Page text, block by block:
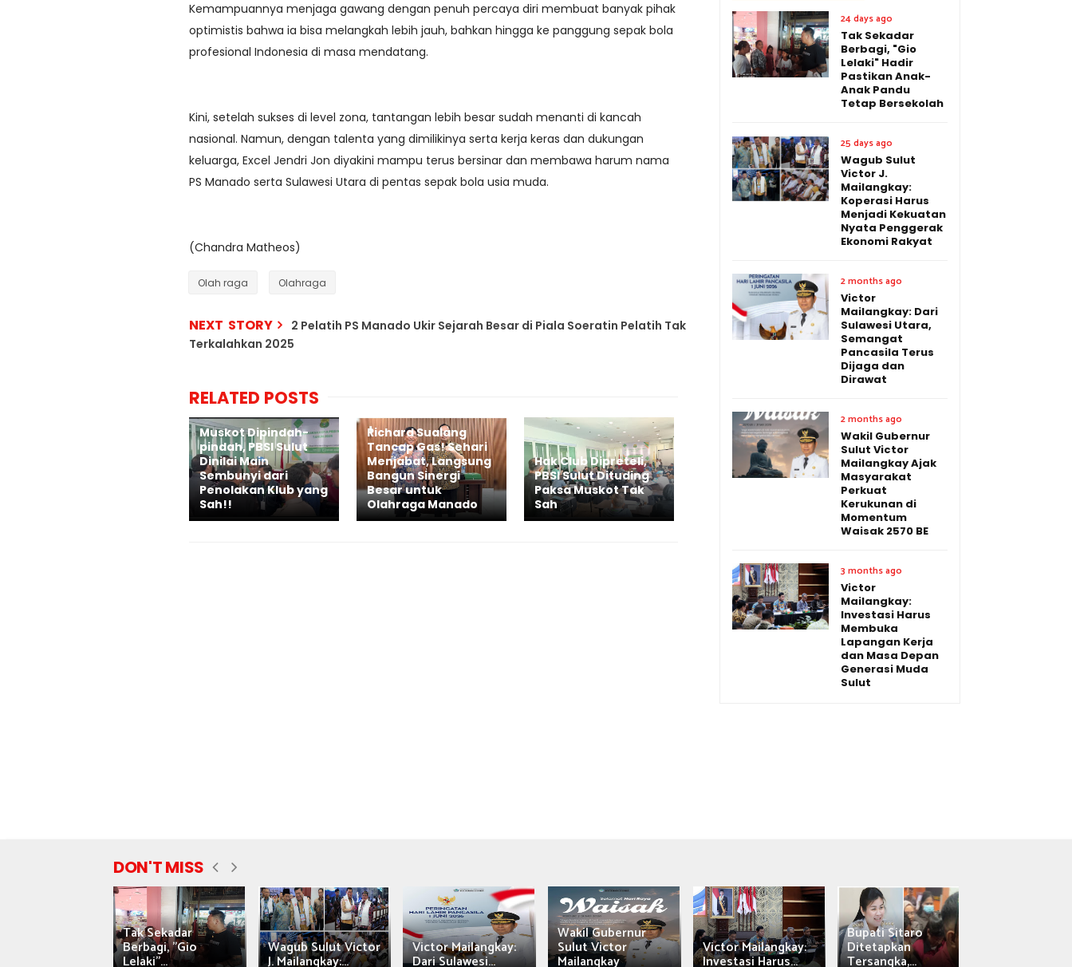
Kemampuannya menjaga gawang dengan penuh percaya diri membuat banyak pihak
optimistis bahwa ia bisa melangkah lebih jauh, bahkan hingga ke panggung sepak bola
profesional Indonesia di masa mendatang.
Kini, setelah sukses di level zona, tantangan lebih besar sudah menanti di kancah
nasional. Namun, dengan talenta yang dimilikinya serta kerja keras dan dukungan
keluarga, Excel Jendri Jon diyakini mampu terus bersinar dan membawa harum nama
PS Manado serta Sulawesi Utara di pentas sepak bola usia muda.
(Chandra Matheos)
Olah raga Olahraga
NEXT STORY
2 Pelatih PS Manado Ukir Sejarah Besar di Piala Soeratin Pelatih Tak
Terkalahkan 2025
RELATED POSTS
Muskot Dipindah-
pindah, PBSI Sulut
Dinilai Main
Sembunyi dari
Penolakan Klub yang
Sah!!
Richard Sualang
Tancap Gas! Sehari
Menjabat, Langsung
Bangun Sinergi
Besar untuk
Olahraga Manado
Hak Club Dipreteli,
PBSI Sulut Dituding
Paksa Muskot Tak
Sah
24 days ago
Tak Sekadar
Berbagi, "Gio
Lelaki" Hadir
Pastikan Anak-
Anak Pandu
Tetap Bersekolah
25 days ago
Wagub Sulut
Victor J.
Mailangkay:
Koperasi Harus
Menjadi Kekuatan
Nyata Penggerak
Ekonomi Rakyat
2 months ago
Victor
Mailangkay: Dari
Sulawesi Utara,
Semangat
Pancasila Terus
Dijaga dan
Dirawat
2 months ago
Wakil Gubernur
Sulut Victor
Mailangkay Ajak
Masyarakat
Perkuat
Kerukunan di
Momentum
Waisak 2570 BE
3 months ago
Victor
Mailangkay:
Investasi Harus
Membuka
Lapangan Kerja
dan Masa Depan
Generasi Muda
Sulut
DON'T MISS
Tak Sekadar
Berbagi, "Gio
Lelaki"...
Wagub Sulut Victor
J. Mailangkay:...
Victor Mailangkay:
Dari Sulawesi...
Wakil Gubernur
Sulut Victor
Mailangkay
Victor Mailangkay:
Investasi Harus...
Bupati Sitaro
Ditetapkan
Tersangka,...